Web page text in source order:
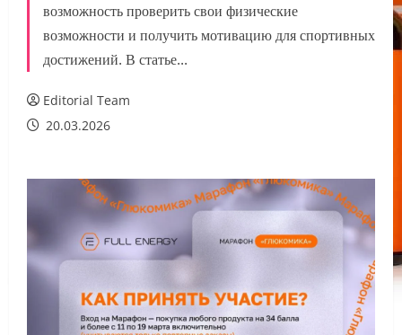
возможность проверить свои физические
возможности и получить мотивацию для спортивных
достижений. В статье...
Editorial Team
20.03.2026